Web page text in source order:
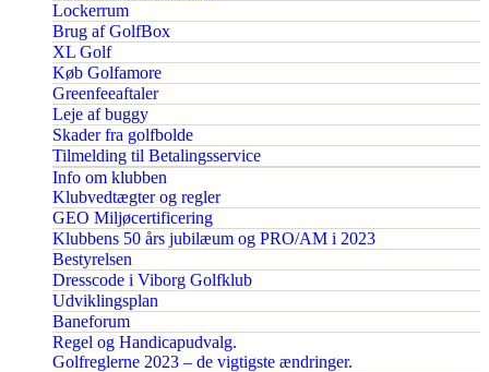
Lockerrum
Brug af GolfBox
XL Golf
Køb Golfamore
Greenfeeaftaler
Leje af buggy
Skader fra golfbolde
Tilmelding til Betalingsservice
Info om klubben
Klubvedtægter og regler
GEO Miljøcertificering
Klubbens 50 års jubilæum og PRO/AM i 2023
Bestyrelsen
Dresscode i Viborg Golfklub
Udviklingsplan
Baneforum
Regel og Handicapudvalg.
Golfreglerne 2023 – de vigtigste ændringer.